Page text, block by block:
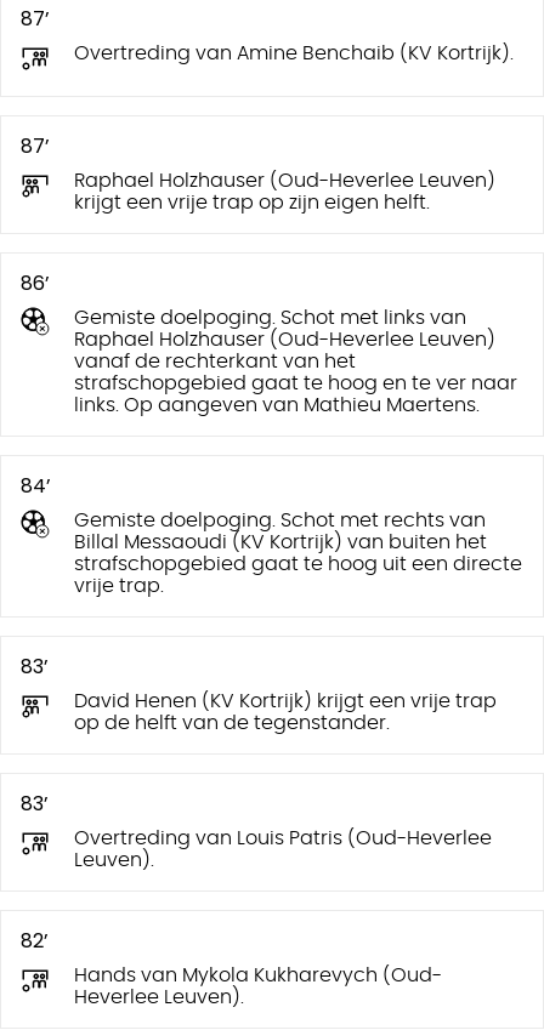
87’
Overtreding van Amine Benchaib (KV Kortrijk).
87’
Raphael Holzhauser (Oud-Heverlee Leuven)
krijgt een vrije trap op zijn eigen helft.
86’
Gemiste doelpoging. Schot met links van
Raphael Holzhauser (Oud-Heverlee Leuven)
vanaf de rechterkant van het
strafschopgebied gaat te hoog en te ver naar
links. Op aangeven van Mathieu Maertens.
84’
Gemiste doelpoging. Schot met rechts van
Billal Messaoudi (KV Kortrijk) van buiten het
strafschopgebied gaat te hoog uit een directe
vrije trap.
83’
David Henen (KV Kortrijk) krijgt een vrije trap
op de helft van de tegenstander.
83’
Overtreding van Louis Patris (Oud-Heverlee
Leuven).
82’
Hands van Mykola Kukharevych (Oud-
Heverlee Leuven).